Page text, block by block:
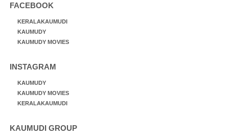
FACEBOOK
KERALAKAUMUDI
KAUMUDY
KAUMUDY MOVIES
INSTAGRAM
KAUMUDY
KAUMUDY MOVIES
KERALAKAUMUDI
KAUMUDI GROUP